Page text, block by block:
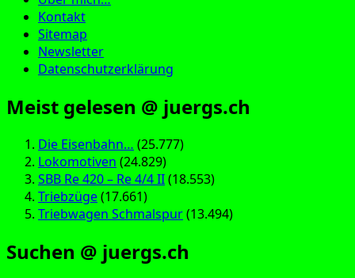
Kontakt
Sitemap
Newsletter
Datenschutzerklärung
Meist gelesen @ juergs.ch
Die Eisenbahn… (25.777)
Lokomotiven (24.829)
SBB Re 420 – Re 4/4 II(18.553)
Triebzüge(17.661)
Triebwagen Schmalspur(13.494)
Suchen @ juergs.ch